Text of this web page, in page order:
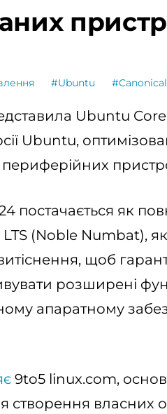
#Ubuntu #Canonical
Ubuntu
Ubuntu,
периферійних
постачається як
(Noble Numbat),
щоб
розширені
апаратному
9to5 linux.com,
створення власних